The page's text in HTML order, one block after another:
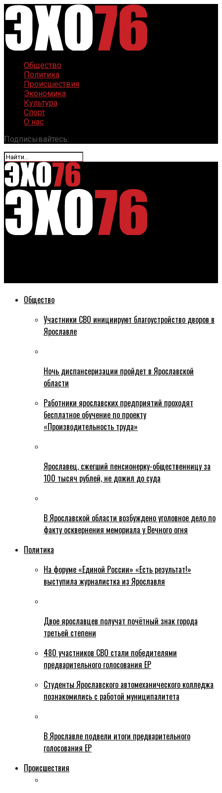
Общество
Политика
Происшествия
Экономика
Культура
Спорт
О нас
Подписывайтесь:
Общество
Участники СВО инициируют благоустройство дворов в
Ярославле
Ночь диспансеризации пройдет в Ярославской
области
Работники ярославских предприятий проходят
бесплатное обучение по проекту
«Производительность труда»
Ярославец, сжегший пенсионерку-общественницу за
100 тысяч рублей, не дожил до суда
В Ярославской области возбуждено уголовное дело по
факту осквернения мемориала у Вечного огня
Политика
На форуме «Единой России» «Есть результат!»
выступила журналистка из Ярославля
Двое ярославцев получат почётный знак города
третьей степени
480 участников СВО стали победителями
предварительного голосования ЕР
Студенты Ярославского автомеханического колледжа
познакомились с работой муниципалитета
В Ярославле подвели итоги предварительного
голосования ЕР
Происшествия